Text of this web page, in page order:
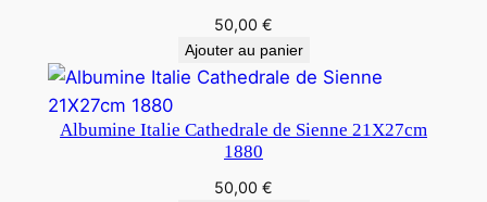
50,00 €
Ajouter au panier
Albumine Italie Cathedrale de Sienne 21X27cm
1880
50,00 €